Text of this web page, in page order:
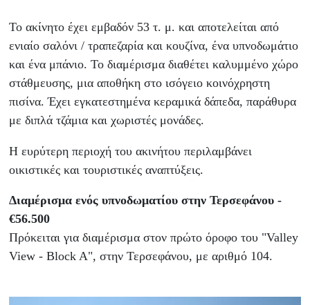
Το ακίνητο έχει εμβαδόν 53 τ. μ. και αποτελείται από
ενιαίο σαλόνι / τραπεζαρία και κουζίνα, ένα υπνοδωμάτιο
και ένα μπάνιο. Το διαμέρισμα διαθέτει καλυμμένο χώρο
στάθμευσης, μια αποθήκη στο ισόγειο κοινόχρηστη
πισίνα. Έχει εγκατεστημένα κεραμικά δάπεδα, παράθυρα
με διπλά τζάμια και χωριστές μονάδες.
Η ευρύτερη περιοχή του ακινήτου περιλαμβάνει
οικιστικές και τουριστικές αναπτύξεις.
Διαμέρισμα ενός υπνοδωματίου στην Τερσεφάνου -
€56.500
Πρόκειται για διαμέρισμα στον πρώτο όροφο του "Valley
View - Block A", στην Τερσεφάνου, με αριθμό 104.